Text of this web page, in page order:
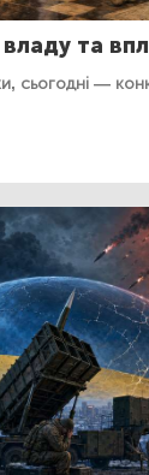
та
сьогодні —